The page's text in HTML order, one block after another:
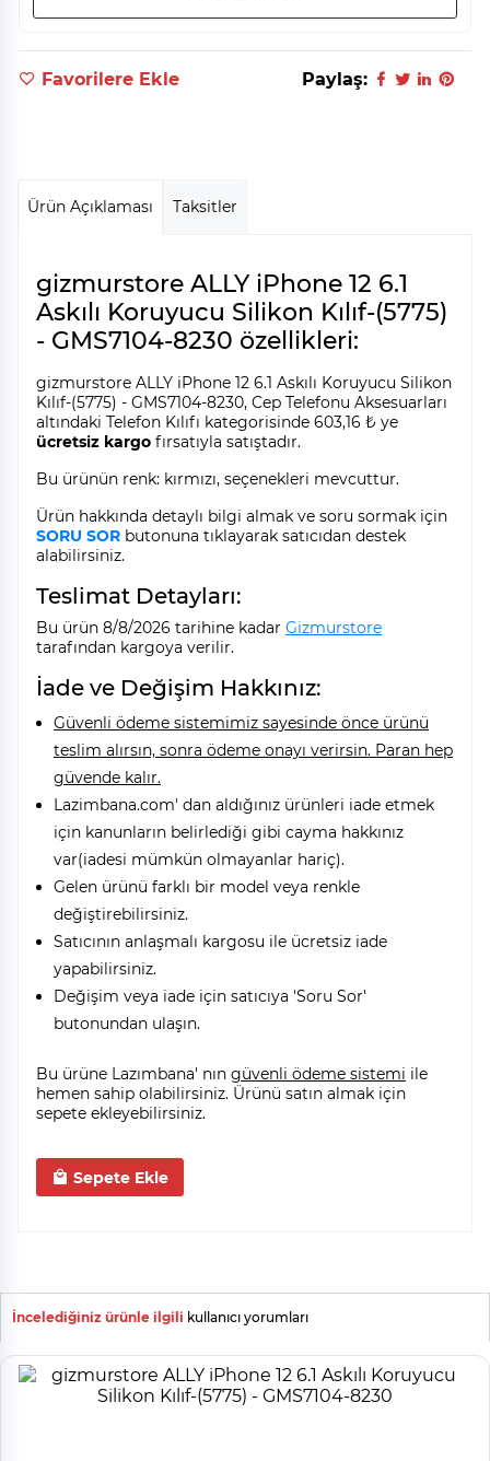
Favorilere Ekle Paylaş:
Ürün Açıklaması Taksitler
gizmurstore ALLY iPhone 12 6.1
Askılı Koruyucu Silikon Kılıf-(5775)
- GMS7104-8230 özellikleri:
gizmurstore ALLY iPhone 12 6.1 Askılı Koruyucu Silikon
Kılıf-(5775) - GMS7104-8230, Cep Telefonu Aksesuarları
altındaki Telefon Kılıfı kategorisinde 603,16 ₺ ye
ücretsiz kargo fırsatıyla satıştadır.
Bu ürünün renk: kırmızı, seçenekleri mevcuttur.
Ürün hakkında detaylı bilgi almak ve soru sormak için
SORU SOR butonuna tıklayarak satıcıdan destek
alabilirsiniz.
Teslimat Detayları:
Bu ürün 8/8/2026 tarihine kadar Gizmurstore
tarafından kargoya verilir.
İade ve Değişim Hakkınız:
Güvenli ödeme sistemimiz sayesinde önce ürünü
teslim alırsın, sonra ödeme onayı verirsin. Paran hep
güvende kalır.
Lazimbana.com' dan aldığınız ürünleri iade etmek
için kanunların belirlediği gibi cayma hakkınız
var(iadesi mümkün olmayanlar hariç).
Gelen ürünü farklı bir model veya renkle
değiştirebilirsiniz.
Satıcının anlaşmalı kargosu ile ücretsiz iade
yapabilirsiniz.
Değişim veya iade için satıcıya 'Soru Sor'
butonundan ulaşın.
Bu ürüne Lazımbana' nın güvenli ödeme sistemi ile
hemen sahip olabilirsiniz. Ürünü satın almak için
sepete ekleyebilirsiniz.
Sepete Ekle
İncelediğiniz ürünle ilgili kullanıcı yorumları